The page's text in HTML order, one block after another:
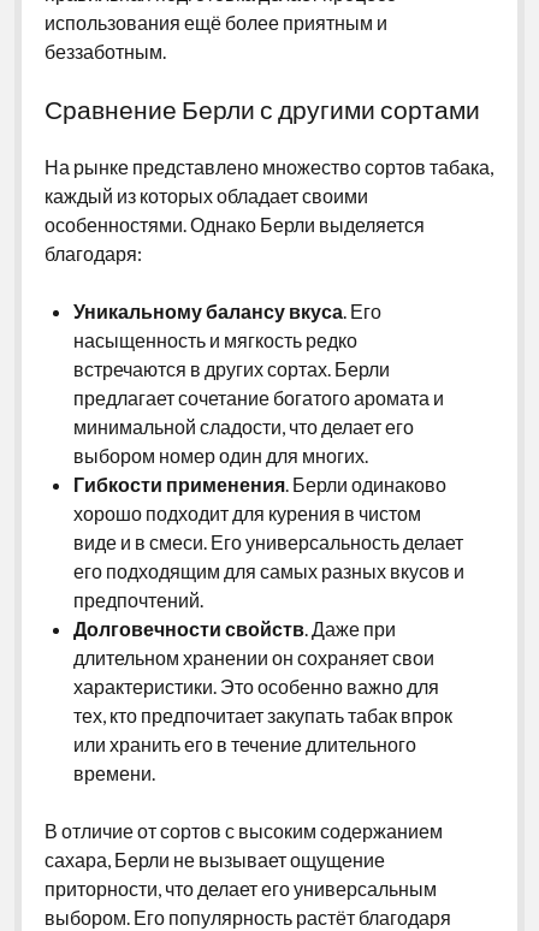
использования ещё более приятным и
беззаботным.
Сравнение Берли с другими сортами
На рынке представлено множество сортов табака,
каждый из которых обладает своими
особенностями. Однако Берли выделяется
благодаря:
Уникальному балансу вкуса . Его
насыщенность и мягкость редко
встречаются в других сортах. Берли
предлагает сочетание богатого аромата и
минимальной сладости, что делает его
выбором номер один для многих.
Гибкости применения. Берли одинаково
хорошо подходит для курения в чистом
виде и в смеси. Его универсальность делает
его подходящим для самых разных вкусов и
предпочтений.
Долговечности свойств. Даже при
длительном хранении он сохраняет свои
характеристики. Это особенно важно для
тех, кто предпочитает закупать табак впрок
или хранить его в течение длительного
времени.
В отличие от сортов с высоким содержанием
сахара, Берли не вызывает ощущение
приторности, что делает его универсальным
выбором. Его популярность растёт благодаря